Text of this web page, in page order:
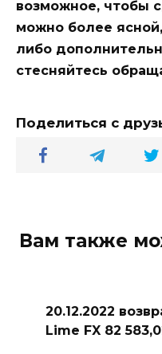
возможное, чтобы
можно более
либо
стесняйтесь
Поделиться с
Вам также
20.12.2022
Lime FX 82